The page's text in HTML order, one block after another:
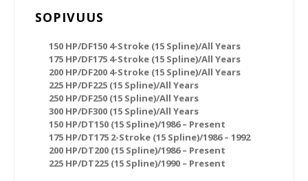
SOPIVUUS
150 HP/DF150 4-Stroke (15 Spline)/All Years
175 HP/DF175 4-Stroke (15 Spline)/All Years
200 HP/DF200 4-Stroke (15 Spline)/All Years
225 HP/DF225 (15 Spline)/All Years
250 HP/DF250 (15 Spline)/All Years
300 HP/DF300 (15 Spline)/All Years
150 HP/DT150 (15 Spline)/1986 – Present
175 HP/DT175 2-Stroke (15 Spline)/1986 – 1992
200 HP/DT200 (15 Spline)/1986 – Present
225 HP/DT225 (15 Spline)/1990 – Present